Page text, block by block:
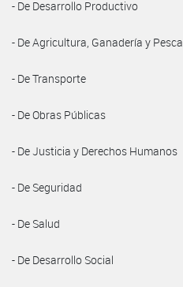
- De Desarrollo Productivo
- De Agricultura, Ganadería y Pesca
- De Transporte
- De Obras Públicas
- De Justicia y Derechos Humanos
- De Seguridad
- De Salud
- De Desarrollo Social